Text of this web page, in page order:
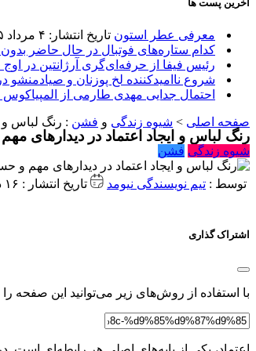
آخرین پست ها
معرفی عطر استون تاریخ انتشار: ۴ مرداد ۱۴۰۵
کدام ستاره‌های فوتبال در حال حاضر
رئیس فیفا از حرفه‌ای‌گری آرژانتین در
شروع ناامیدکننده لخ پوزنان و صیادمنشو
احتمال جدایی مهدی طارمی از
صفحه اصلی > شیوه زندگی و فشن : رنگ لباس و
رنگ لباس و ایجاد اعتماد در دیدارهای
شیوه زندگی فشن
توسط : تیم نویسندگی نیومد تاریخ انتشار : ۱۶ دی ۱۴۰۲
اشتراک گذاری
با استفاده از روش‌های زیر می‌توانید این صفحه را